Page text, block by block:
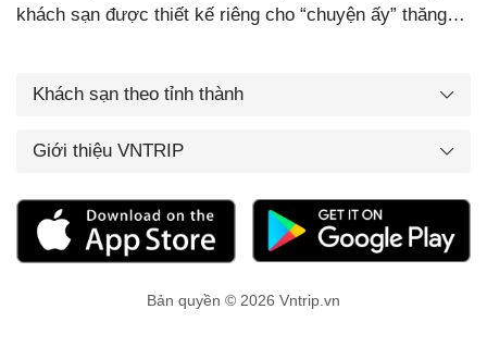
khách sạn được thiết kế riêng cho “chuyện ấy” thăng…
Khách sạn theo tỉnh thành
Giới thiệu VNTRIP
Bản quyền © 2026 Vntrip.vn